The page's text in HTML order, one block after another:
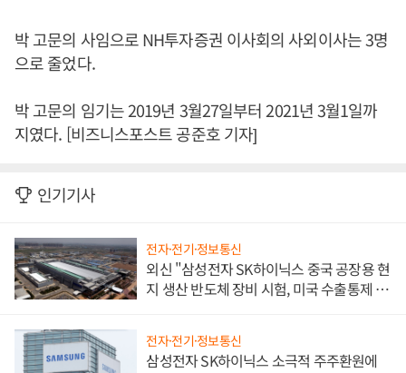
박 고문의 사임으로 NH투자증권 이사회의 사외이사는 3명
으로 줄었다.
박 고문의 임기는 2019년 3월27일부터 2021년 3월1일까
지였다. [비즈니스포스트 공준호 기자]
인기기사
전자·전기·정보통신
외신 "삼성전자 SK하이닉스 중국 공장용 현
지 생산 반도체 장비 시험, 미국 수출통제 대
전자·전기·정보통신
삼성전자 SK하이닉스 소극적 주주환원에